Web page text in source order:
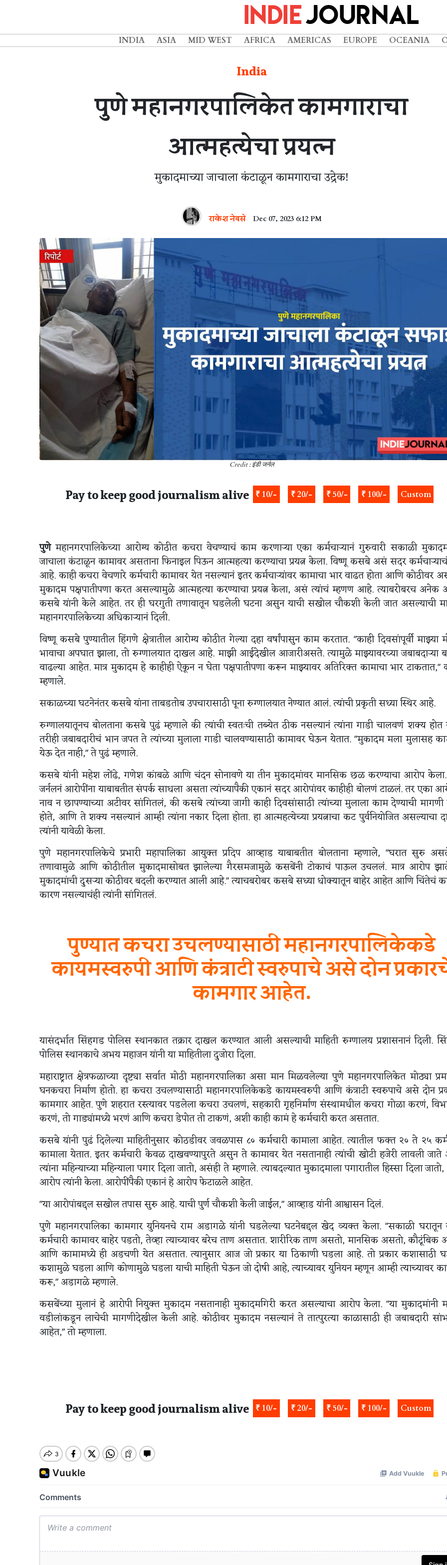
INDIA ASIA MID WEST AFRICA AMERICAS EUROPE OCEANIA
India
पुणे महानगरपालिकेत कामगाराचा
आत्महत्येचा प्रयत्न
मुकादमाच्या जाचाला कंटाळून कामगाराचा उद्रेक!
राकेश नेवसे Dec 07, 2023 6:12 PM
Credit : इंडी जर्नल
Pay to keep good journalism alive ₹ 10/- ₹ 20/- ₹ 50/- ₹ 100/- Custom
पुणेमहानगरपालिकेच्या आरोग्य कोठीत कचरा वेचण्याचं काम करणाऱ्या एका कर्मचाऱ्यानं गुरुवारी सकाळी
जाचाला कंटाळून कामावर असताना फिनाइल पिऊन आत्महत्या करण्याचा प्रयत्न केला. विष्णू कसबे असं सदर
आहे. काही कचरा वेचणारे कर्मचारी कामावर येत नसल्यानं इतर कर्मचाऱ्यांवर कामाचा भार वाढत होता आणि कोठीवर
मुकादम पक्षपातीपणा करत असल्यामुळे आत्महत्या करण्याचा प्रयत्न केला, असं त्यांचं म्हणण आहे. त्याबरोबरच अनेक
कसबे यांनी केले आहेत. तर ही घरगुती तणावातून घडलेली घटना असुन याची सखोल चौकशी केली जात असल्याची
महानगरपालिकेच्या अधिकाऱ्यानं दिली.
विष्णू कसबे पुण्यातील हिंगणे क्षेत्रातील आरोग्य कोठीत गेल्या दहा वर्षांपासुन काम करतात. "काही दिवसांपूर्वी माझ्या
भावाचा अपघात झाला, तो रुग्णालयात दाखल आहे. माझी आईदेखील आजारीअसते. त्यामुळे माझ्यावरच्या जबाबदाऱ्या
वाढल्या आहेत. मात्र मुकादम हे काहीही ऐकून न घेता पक्षपातीपणा करून माझ्यावर अतिरिक्त कामाचा भार
म्हणाले.
सकाळच्या घटनेनंतर कसबे यांना ताबडतोब उपचारासाठी पूना रुग्णालयात नेण्यात आलं. त्यांची प्रकृती सध्या स्थिर आहे.
रुग्णालयातूनच बोलताना कसबे पुढं म्हणाले की त्यांची स्वतःची तब्येत ठीक नसल्यानं त्यांना गाडी चालवणं शक्य होत
तरीही जबाबदारीचं भान जपत ते त्यांच्या मुलाला गाडी चालवण्यासाठी कामावर घेऊन येतात. "मुकादम मला मुलासह
येऊ देत नाही," ते पुढं म्हणाले.
कसबे यांनी महेश लोंढे, गणेश कांबळे आणि चंदन सोनावणे या तीन मुकादमांवर मानसिक छळ करण्याचा आरोप
जर्नलनं आरोपींना याबाबतीत संपर्क साधला असता त्यांच्यापैकी एकानं सदर आरोपांवर काहीही बोलणं टाळलं. तर एका
नाव न छापण्याच्या अटीवर सांगितलं, की कसबे त्यांच्या जागी काही दिवसांसाठी त्यांच्या मुलाला काम देण्याची
होते, आणि ते शक्य नसल्यानं आम्ही त्यांना नकार दिला होता. हा आत्महत्येच्या प्रयत्नाचा कट पुर्वनियोजित असल्याचा
त्यांनी यावेळी केला.
पुणे महानगरपालिकेचे प्रभारी महापालिका आयुक्त प्रदिप आव्हाड याबाबतीत बोलताना म्हणाले, "घरात सुरु
तणावामुळे आणि कोठीतील मुकादमासोबत झालेल्या गैरसमजामुळे कसबेंनी टोकाचं पाऊल उचललं. मात्र आरोप
मुकादमांची दुसऱ्या कोठीवर बदली करण्यात आली आहे." त्याचबरोबर कसबे सध्या धोक्यातून बाहेर आहेत आणि चिंतेचं
कारण नसल्याचंही त्यांनी सांगितलं.
पुण्यात कचरा उचलण्यासाठी महानगरपालिकेकडे
कायमस्वरुपी आणि कंत्राटी स्वरुपाचे असे दोन
कामगार आहेत.
यासंदर्भात सिंहगड पोलिस स्थानकात तक्रार दाखल करण्यात आली असल्याची माहिती रुग्णालय प्रशासनानं दिली.
पोलिस स्थानकाचे अभय महाजन यांनी या माहितीला दुजोरा दिला.
महाराष्ट्रात क्षेत्रफळाच्या दृष्ट्या सर्वात मोठी महानगरपालिका असा मान मिळवलेल्या पुणे महानगरपालिकेत मोठ्या
घनकचरा निर्माण होतो. हा कचरा उचलण्यासाठी महानगरपालिकेकडे कायमस्वरुपी आणि कंत्राटी स्वरुपाचे असे दोन
कामगार आहेत. पुणे शहरात रस्त्यावर पडलेला कचरा उचलणं, सहकारी गृहनिर्माण संस्थामधील कचरा गोळा करणं,
करणं, तो गाड्यांमध्ये भरणं आणि कचरा डेपोत तो टाकणं, अशी काही कामं हे कर्मचारी करत असतात.
कसबे यांनी पुढं दिलेल्या माहितीनुसार कोठडीवर जवळपास ८० कर्मचारी कामाला आहेत. त्यातील फक्त २० ते २५
कामाला येतात. इतर कर्मचारी केवळ दाखवण्यापुरते असुन ते कामावर येत नसतानाही त्यांची खोटी हजेरी लावली
त्यांना महिन्याच्या महिन्याला पगार दिला जातो, असंही ते म्हणाले. त्याबदल्यात मुकादमाला पगारातील हिस्सा दिला
आरोप त्यांनी केला. आरोपींपैकी एकानं हे आरोप फेटाळले आहेत.
"या आरोपांबद्दल सखोल तपास सुरु आहे. याची पुर्ण चौकशी केली जाईल," आव्हाड यांनी आश्वासन दिलं.
पुणे महानगरपालिका कामगार युनियनचे राम अडागळे यांनी घडलेल्या घटनेबद्दल खेद व्यक्त केला. "सकाळी घरातून
कर्मचारी कामावर बाहेर पडतो, तेव्हा त्याच्यावर बरेच ताण असतात. शारीरिक ताण असतो, मानसिक असतो, कौटूंबिक
आणि कामामध्ये ही अडचणी येत असतात. त्यानुसार आज जो प्रकार या ठिकाणी घडला आहे. तो प्रकार कशासाठी
कशामुळे घडला आणि कोणामुळे घडला याची माहिती घेऊन जो दोषी आहे, त्याच्यावर युनियन म्हणून आम्ही त्याच्यावर
करू," अडागळे म्हणाले.
कसबेंच्या मुलानं हे आरोपी नियुक्त मुकादम नसतानाही मुकादमगिरी करत असल्याचा आरोप केला. "या मुकादमांनी
वडीलांकडून लाचेची मागणीदेखील केली आहे. कोठीवर मुकादम नसल्यानं ते तात्पुरत्या काळासाठी ही जबाबदारी
आहेत," तो म्हणाला.
Pay to keep good journalism alive ₹ 10/- ₹ 20/- ₹ 50/- ₹ 100/- Custom